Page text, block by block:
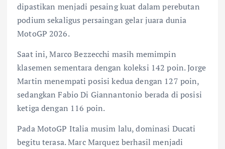
dipastikan menjadi pesaing kuat dalam perebutan
podium sekaligus persaingan gelar juara dunia
MotoGP 2026.
Saat ini, Marco Bezzecchi masih memimpin
klasemen sementara dengan koleksi 142 poin. Jorge
Martin menempati posisi kedua dengan 127 poin,
sedangkan Fabio Di Giannantonio berada di posisi
ketiga dengan 116 poin.
Pada MotoGP Italia musim lalu, dominasi Ducati
begitu terasa. Marc Marquez berhasil menjadi